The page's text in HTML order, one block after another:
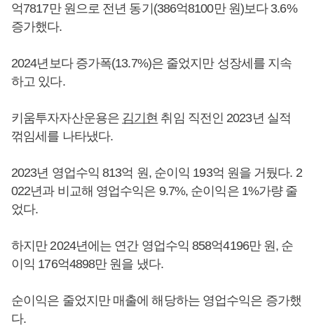
억7817만 원으로 전년 동기(386억8100만 원)보다 3.6%
증가했다.
2024년보다 증가폭(13.7%)은 줄었지만 성장세를 지속
하고 있다.
키움투자자산운용은 김기현 취임 직전인 2023년 실적
꺾임세를 나타냈다.
2023년 영업수익 813억 원, 순이익 193억 원을 거뒀다. 2
022년과 비교해 영업수익은 9.7%, 순이익은 1%가량 줄
었다.
하지만 2024년에는 연간 영업수익 858억4196만 원, 순
이익 176억4898만 원을 냈다.
순이익은 줄었지만 매출에 해당하는 영업수익은 증가했
다.